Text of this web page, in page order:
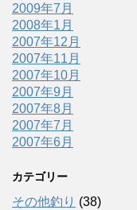
2009年7月
2008年1月
2007年12月
2007年11月
2007年10月
2007年9月
2007年8月
2007年7月
2007年6月
カテゴリー
その他釣り (38)